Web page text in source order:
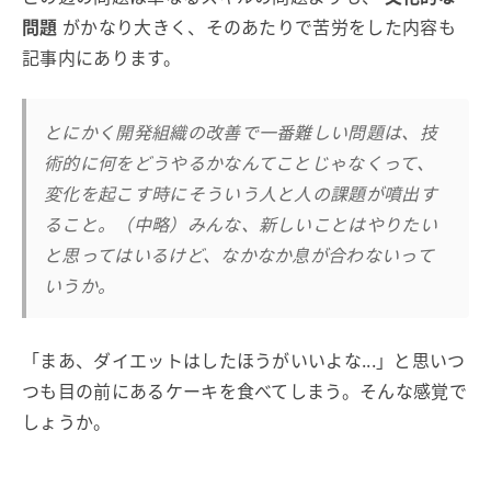
問題 がかなり大きく、そのあたりで苦労をした内容も
記事内にあります。
とにかく開発組織の改善で一番難しい問題は、技
術的に何をどうやるかなんてことじゃなくって、
変化を起こす時にそういう人と人の課題が噴出す
ること。（中略）みんな、新しいことはやりたい
と思ってはいるけど、なかなか息が合わないって
いうか。
「まあ、ダイエットはしたほうがいいよな...」と思いつ
つも目の前にあるケーキを食べてしまう。そんな感覚で
しょうか。